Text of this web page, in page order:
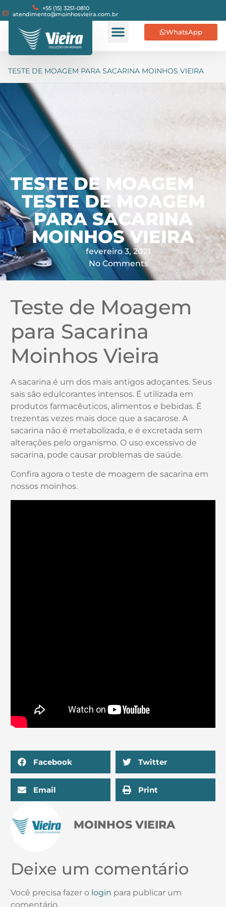
+55 (15) 3251-0810
atendimento@moinhosvieira.com.br
WhatsApp
TESTE DE MOAGEM PARA SACARINA MOINHOS VIEIRA
TESTE DE MOAGEM
TESTE DE MOAGEM
PARA SACARINA
MOINHOS VIEIRA
fevereiro 3, 2021
No Comments
Teste de Moagem
para Sacarina
Moinhos Vieira
A sacarina é um dos mais antigos adoçantes. Seus
sais são edulcorantes intensos. É utilizada em
produtos farmacêuticos, alimentos e bebidas. É
trezentas vezes mais doce que a sacarose. A
sacarina não é metabolizada, e é excretada sem
alterações pelo organismo. O uso excessivo de
sacarina, pode causar problemas de saúde.
Confira agora o teste de moagem de sacarina em
nossos moinhos.
Facebook Twitter
Email Print
MOINHOS VIEIRA
Deixe um comentário
Você precisa fazer o login para publicar um
comentário.